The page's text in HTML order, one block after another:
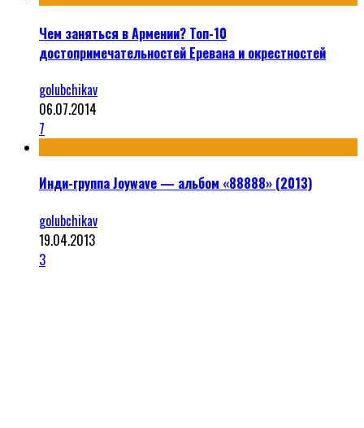
Чем заняться в Армении? Топ-10
достопримечательностей Еревана и окрестностей
golubchikav
06.07.2014
7
Инди-группа Joywave — альбом «88888» (2013)
golubchikav
19.04.2013
3